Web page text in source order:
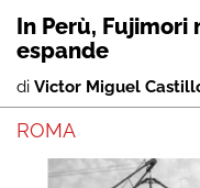
In Perù,
espande
di Victor Miguel
ROMA